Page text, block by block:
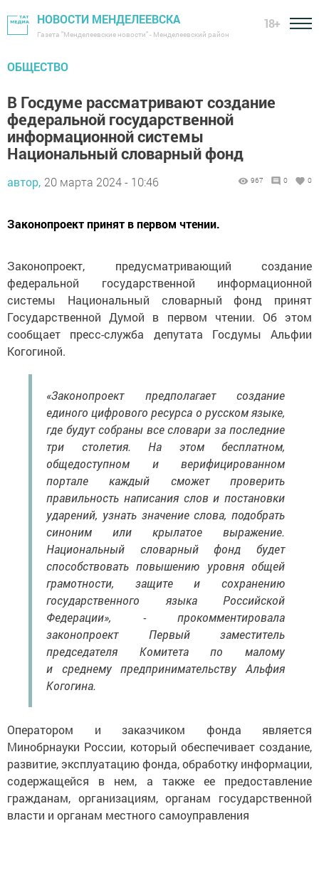
НОВОСТИ МЕНДЕЛЕЕВСКА
Газета "Менделеевские новости" - Менделеевский район
18+
ОБЩЕСТВО
В Госдуме рассматривают создание
федеральной государственной
информационной системы
Национальный словарный фонд
автор, 20 марта 2024 - 10:46 967 0 0
Законопроект принят в первом чтении.
Законопроект, предусматривающий создание
федеральной государственной информационной
системы Национальный словарный фонд принят
Государственной Думой в первом чтении. Об этом
сообщает пресс-служба депутата Госдумы Альфии
Когогиной.
«Законопроект предполагает создание
единого цифрового ресурса о русском языке,
где будут собраны все словари за последние
три столетия. На этом бесплатном,
общедоступном и верифицированном
портале каждый сможет проверить
правильность написания слов и постановки
ударений, узнать значение слова, подобрать
синоним или крылатое выражение.
Национальный словарный фонд будет
способствовать повышению уровня общей
грамотности, защите и сохранению
государственного языка Российской
Федерации», - прокомментировала
законопроект Первый заместитель
председателя Комитета по малому
и среднему предпринимательству Альфия
Когогина.
Оператором и заказчиком фонда является
Минобрнауки России, который обеспечивает создание,
развитие, эксплуатацию фонда, обработку информации,
содержащейся в нем, а также ее предоставление
гражданам, организациям, органам государственной
власти и органам местного самоуправления